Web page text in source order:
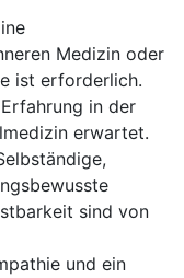
Medizin oder
ist erforderlich.
in der
erwartet.
sind von
und ein